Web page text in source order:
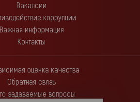
Вакансии
коррупции
Важная информация
Контакты
оценка качества
Обратная связь
задаваемые вопросы